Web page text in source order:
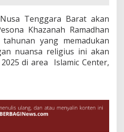
Tenggara Barat akan
Khazanah Ramadhan
yang memadukan
nuansa religius ini akan
di area Islamic Center,